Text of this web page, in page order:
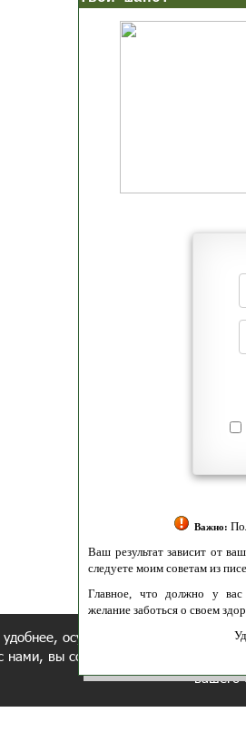
Я
Получение
Ваш результат зависит от вашей
следуете моим советам из писем и книг.
Главное, что должно у вас быть -
желание заботься о своем здоровье.
Удачи!
осуществляется обработка
нами, вы соглашаетесь с нашей
вашего